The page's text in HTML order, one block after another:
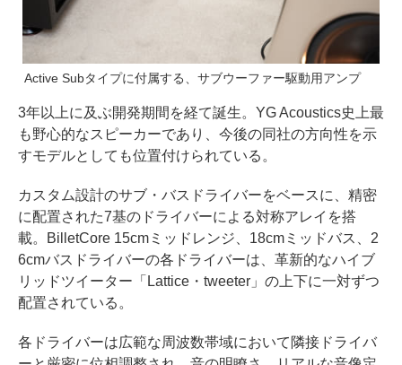
Active Subタイプに付属する、サブウーファー駆動用アンプ
3年以上に及ぶ開発期間を経て誕生。YG Acoustics史上最
も野心的なスピーカーであり、今後の同社の方向性を示
すモデルとしても位置付けられている。
カスタム設計のサブ・バスドライバーをベースに、精密
に配置された7基のドライバーによる対称アレイを搭
載。BilletCore 15cmミッドレンジ、18cmミッドバス、2
6cmバスドライバーの各ドライバーは、革新的なハイブ
リッドツイーター「Lattice・tweeter」の上下に一対ずつ
配置されている。
各ドライバーは広範な周波数帯域において隣接ドライバ